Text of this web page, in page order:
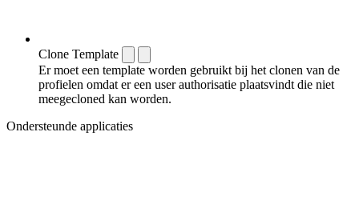
Clone Template
Er moet een template worden gebruikt bij het clonen van de
profielen omdat er een user authorisatie plaatsvindt die niet
meegecloned kan worden.
Ondersteunde applicaties